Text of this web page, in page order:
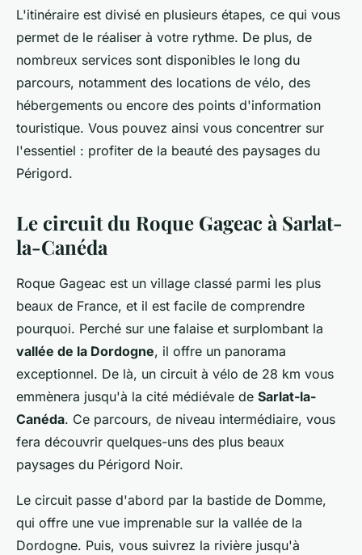
L'itinéraire est divisé en plusieurs étapes, ce qui vous
permet de le réaliser à votre rythme. De plus, de
nombreux services sont disponibles le long du
parcours, notamment des locations de vélo, des
hébergements ou encore des points d'information
touristique. Vous pouvez ainsi vous concentrer sur
l'essentiel : profiter de la beauté des paysages du
Périgord.
Le circuit du Roque Gageac à Sarlat-
la-Canéda
Roque Gageac est un village classé parmi les plus
beaux de France, et il est facile de comprendre
pourquoi. Perché sur une falaise et surplombant la
vallée de la Dordogne, il offre un panorama
exceptionnel. De là, un circuit à vélo de 28 km vous
emmènera jusqu'à la cité médiévale de Sarlat-la-
Canéda. Ce parcours, de niveau intermédiaire, vous
fera découvrir quelques-uns des plus beaux
paysages du Périgord Noir.
Le circuit passe d'abord par la bastide de Domme,
qui offre une vue imprenable sur la vallée de la
Dordogne. Puis, vous suivrez la rivière jusqu'à